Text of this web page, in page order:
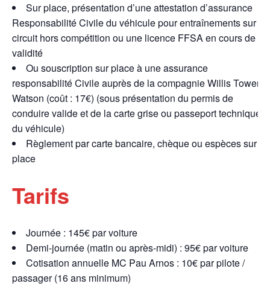
Sur place, présentation d’une attestation d’assurance
Responsabilité Civile du véhicule pour entraînements sur
circuit hors compétition ou une licence FFSA en cours de
validité
Ou souscription sur place à une assurance
responsabilité Civile auprès de la compagnie Willis Tower
Watson (coût : 17€) (sous présentation du permis de
conduire valide et de la carte grise ou passeport technique
du véhicule)
Règlement par carte bancaire, chèque ou espèces sur
place
Tarifs
Journée : 145€ par voiture
Demi-journée (matin ou après-midi) : 95€ par voiture
Cotisation annuelle MC Pau Arnos : 10€ par pilote /
passager (16 ans minimum)